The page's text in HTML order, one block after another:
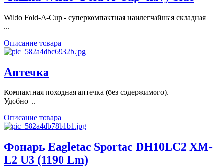
Wildo Fold-A-Cup - суперкомпактная наилегчайшая складная
...
Описание товара
Аптечка
Компактная походная аптечка (без содержимого).
Удобно ...
Описание товара
Фонарь Eagletac Sportac DH10LC2 XM-
L2 U3 (1190 Lm)